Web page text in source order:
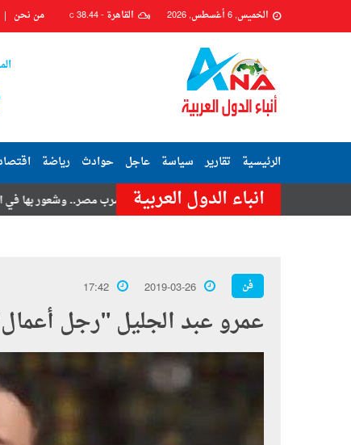
الخميس, 6 أغسطس, 2026 القاهرة -38.44
C من نحن
الرئيسية تقارير سياسة عاجل حوادث رياضة
انباء الدول العربية
هزة أرضية تضرب مصر.. وشعور بها في القاهرة وعدة
فن 2019-03-26
17:42
عمرو عبد الجليل "رجل